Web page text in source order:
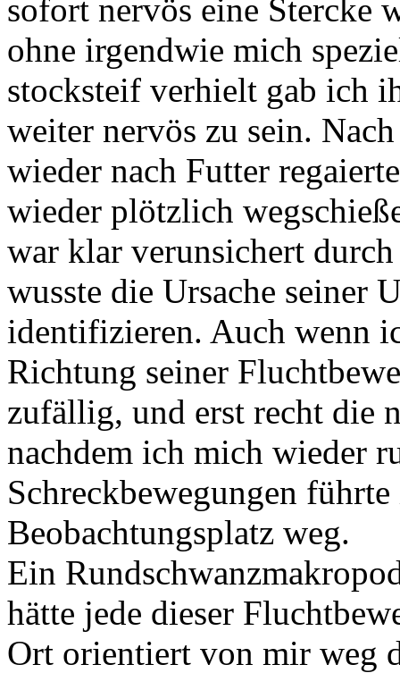
sofort nervös eine Stercke
ohne irgendwie mich
stocksteif verhielt gab ich
weiter nervös zu sein.
wieder nach Futter
wieder plötzlich
war klar verunsichert
wusste die Ursache seiner
identifizieren. Auch wenn
Richtung seiner
zufällig, und erst recht die
nachdem ich mich wieder
Schreckbewegungen
Beobachtungsplatz weg.
Ein
hätte jede dieser
Ort orientiert von mir weg